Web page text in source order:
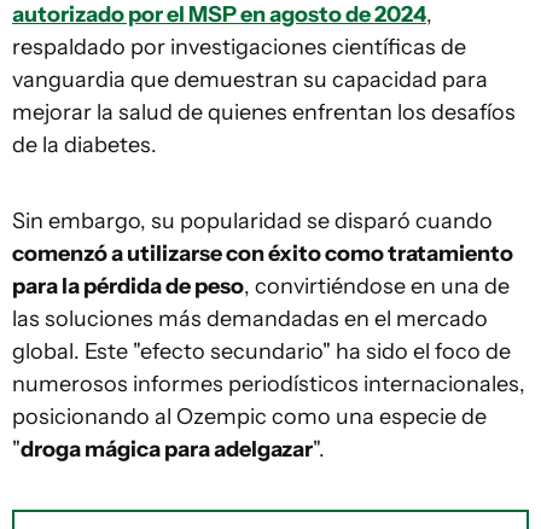
autorizado por el MSP en agosto de 2024,
respaldado por investigaciones científicas de
vanguardia que demuestran su capacidad para
mejorar la salud de quienes enfrentan los desafíos
de la diabetes.
Sin embargo, su popularidad se disparó cuando
comenzó a utilizarse con éxito como tratamiento
para la pérdida de peso, convirtiéndose en una de
las soluciones más demandadas en el mercado
global. Este "efecto secundario" ha sido el foco de
numerosos informes periodísticos internacionales,
posicionando al Ozempic como una especie de
"droga mágica para adelgazar".